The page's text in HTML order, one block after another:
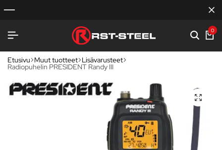
0
Etusivu Muut tuotteet Lisävarusteet
Radiopuhelin PRESIDENT Randy III